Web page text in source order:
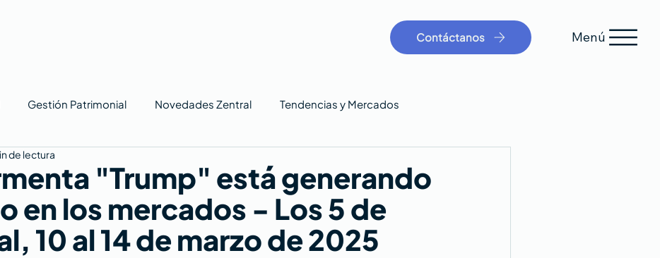
Contáctanos Menú
Gestión Patrimonial Novedades Zentral Tendencias y Mercados
"Trump" está generando
en los mercados - Los 5 de
10 al 14 de marzo de 2025
de lectura